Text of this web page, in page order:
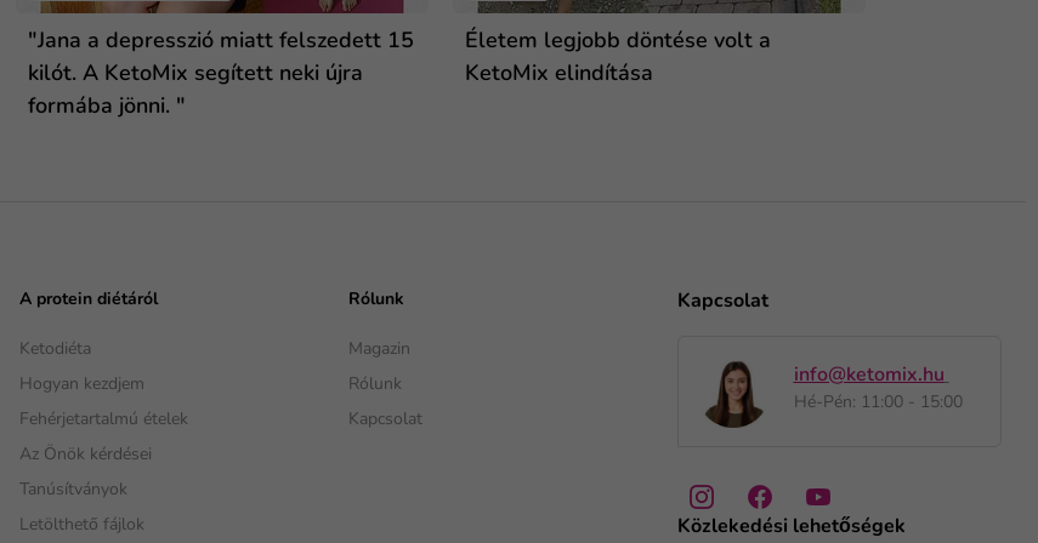
"Jana a depresszió miatt felszedett 15
kilót. A KetoMix segített neki újra
formába jönni. "
Életem legjobb döntése volt a
KetoMix elindítása
A protein diétáról
Ketodiéta
Hogyan kezdjem
Fehérjetartalmú ételek
Az Önök kérdései
Tanúsítványok
Letölthető fájlok
Rólunk
Magazin
Rólunk
Kapcsolat
Kapcsolat
info@ketomix.hu
Hé-Pén: 11:00 - 15:00
Közlekedési lehetőségek